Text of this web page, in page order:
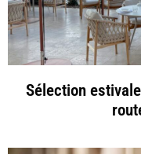
Sélection